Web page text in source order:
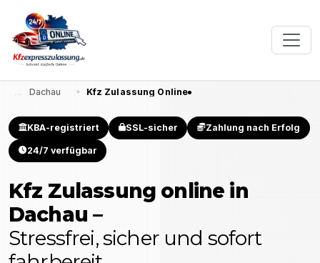
Dachau Kfz Zulassung Online
KBA-registriert SSL-sicher Zahlung nach Erfolg
24/7 verfügbar
Kfz Zulassung online in
Dachau –
Stressfrei, sicher und sofort